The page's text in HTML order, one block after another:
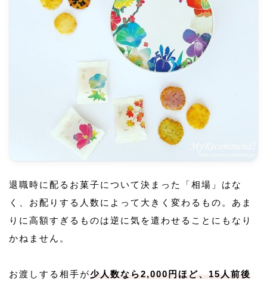
退職時に配るお菓子について決まった「相場」はな
く、お配りする人数によって大きく変わるもの。あま
りに高額すぎるものは逆に気を遣わせることにもなり
かねません。
お渡しする相手が少人数なら2,000円ほど、15人前後